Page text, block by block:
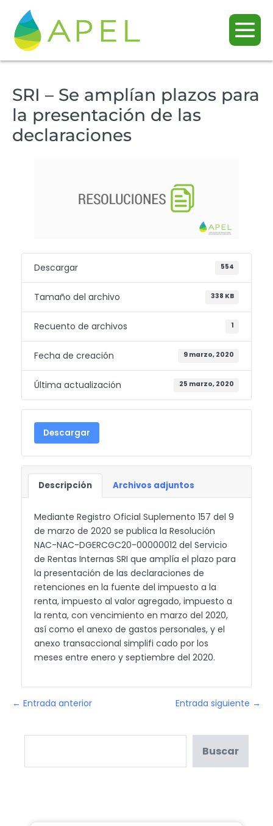
SRI – Se amplían plazos para
la presentación de las
declaraciones
Descargar 554
Tamaño del archivo 338 KB
Recuento de archivos 1
Fecha de creación 9 marzo, 2020
Última actualización 25 marzo, 2020
Descargar
Descripción Archivos adjuntos
Mediante Registro Oficial Suplemento 157 del 9
de marzo de 2020 se publica la Resolución
NAC-NAC-DGERCGC20-00000012 del Servicio
de Rentas Internas SRI que amplía el plazo para
la presentación de las declaraciones de
retenciones en la fuente del impuesto a la
renta, impuesto al valor agregado, impuesto a
la renta, con vencimiento en marzo del 2020,
así como el anexo de gastos personales, y el
anexo transaccional simplifi cado por los
meses entre enero y septiembre del 2020.
← Entrada anterior Entrada siguiente →
Buscar